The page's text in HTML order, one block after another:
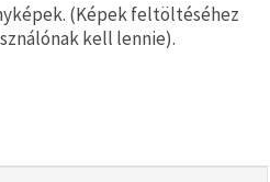
(Képek feltöltéséhez
kell lennie).